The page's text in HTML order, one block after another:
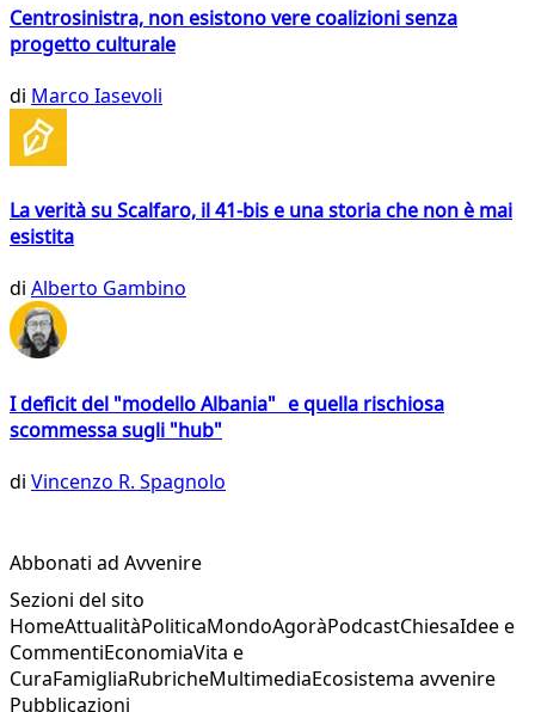
Centrosinistra, non esistono vere coalizioni senza
progetto culturale
di Marco Iasevoli
La verità su Scalfaro, il 41-bis e una storia che non è mai
esistita
di Alberto Gambino
I deficit del "modello Albania" e quella rischiosa
scommessa sugli "hub"
di Vincenzo R. Spagnolo
Abbonati ad Avvenire
Sezioni del sito
HomeAttualitàPoliticaMondoAgoràPodcastChiesaIdee e
CommentiEconomiaVita e
CuraFamigliaRubricheMultimediaEcosistema avvenire
Pubblicazioni